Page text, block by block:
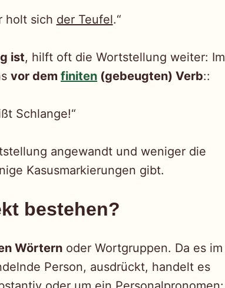
holt sich der Teufel.“
ist, hilft oft die Wortstellung weiter: Im
vor dem finiten (gebeugten) Verb::
Schlange!“
angewandt und weniger die
Kasusmarkierungen gibt.
bestehen?
Wörtern oder Wortgruppen. Da es im
Person, ausdrückt, handelt es